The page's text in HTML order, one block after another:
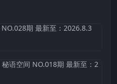
期 最新至：2026.8.3
语空间 NO.018期 最新至：2